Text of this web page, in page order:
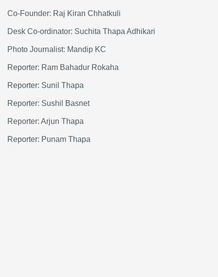
Co-Founder: Raj Kiran Chhatkuli
Desk Co-ordinator: Suchita Thapa Adhikari
Photo Journalist: Mandip KC
Reporter: Ram Bahadur Rokaha
Reporter: Sunil Thapa
Reporter: Sushil Basnet
Reporter: Arjun Thapa
Reporter: Punam Thapa